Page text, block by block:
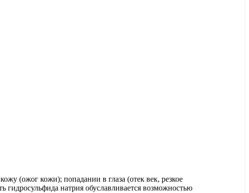
(ожог кожи); попадании в глаза (отек век, резкое
натрия обуславливается возможностью